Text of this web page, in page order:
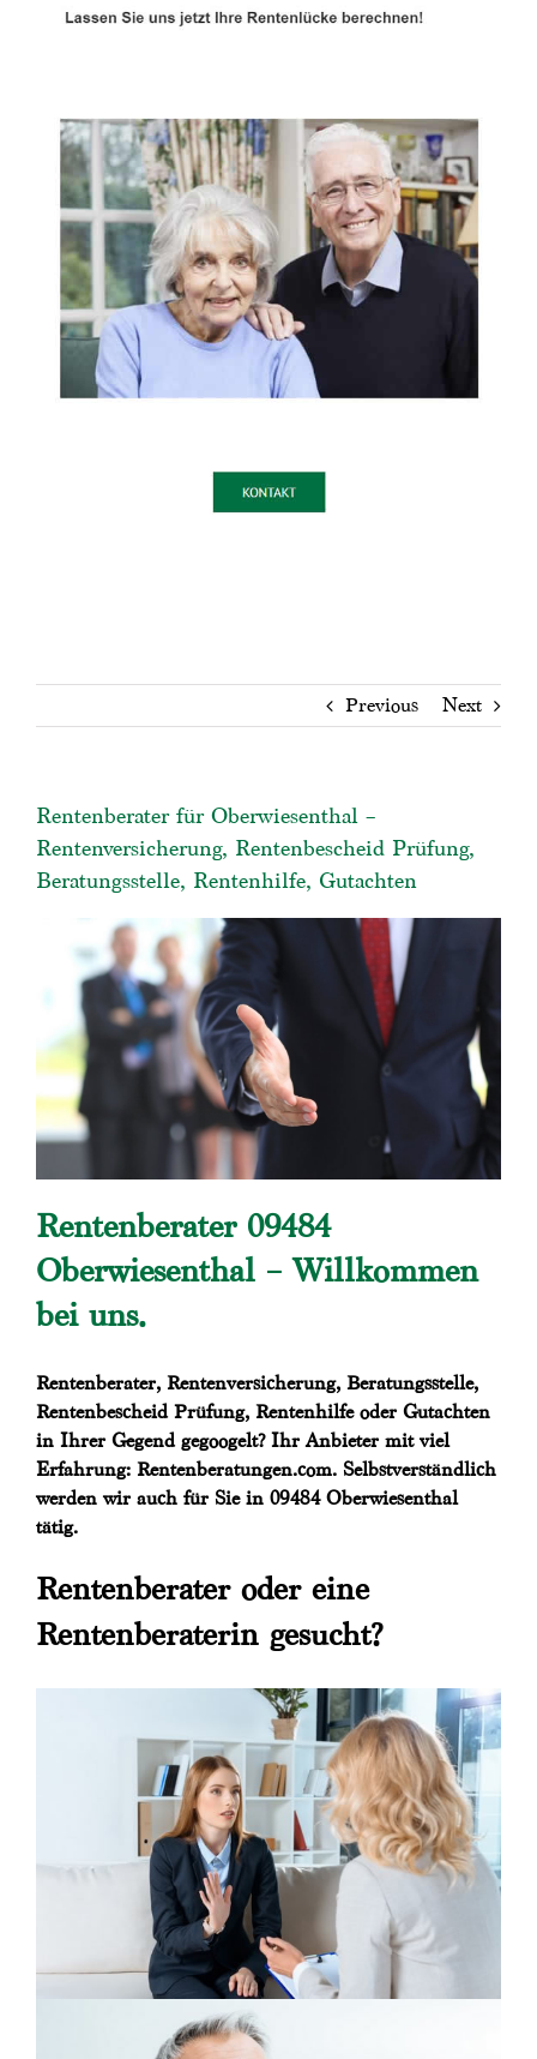
Previous Next
Rentenberater für Oberwiesenthal –
Rentenversicherung, Rentenbescheid Prüfung,
Beratungsstelle, Rentenhilfe, Gutachten
Rentenberater 09484
Oberwiesenthal – Willkommen
bei uns.
Rentenberater, Rentenversicherung, Beratungsstelle,
Rentenbescheid Prüfung, Rentenhilfe oder Gutachten
in Ihrer Gegend gegoogelt? Ihr Anbieter mit viel
Erfahrung: Rentenberatungen.com. Selbstverständlich
werden wir auch für Sie in 09484 Oberwiesenthal
tätig.
Rentenberater oder eine
Rentenberaterin gesucht?